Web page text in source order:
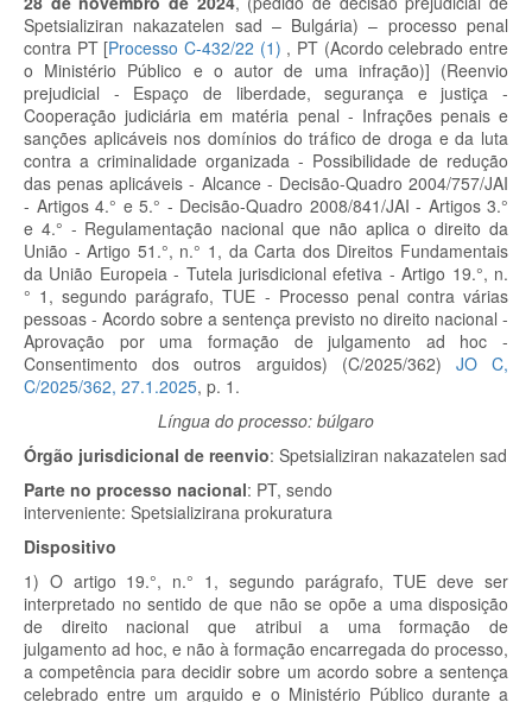
Spetsializiran nakazatelen sad – Bulgária) – processo penal
contra PT [Processo C-432/22 (1) , PT (Acordo celebrado entre
o Ministério Público e o autor de uma infração)] (Reenvio
prejudicial - Espaço de liberdade, segurança e justiça -
Cooperação judiciária em matéria penal - Infrações penais e
sanções aplicáveis nos domínios do tráfico de droga e da luta
contra a criminalidade organizada - Possibilidade de redução
das penas aplicáveis - Alcance - Decisão-Quadro 2004/757/JAI
- Artigos 4.° e 5.° - Decisão-Quadro 2008/841/JAI - Artigos 3.°
e 4.° - Regulamentação nacional que não aplica o direito da
União - Artigo 51.°, n.° 1, da Carta dos Direitos Fundamentais
da União Europeia - Tutela jurisdicional efetiva - Artigo 19.°, n.
° 1, segundo parágrafo, TUE - Processo penal contra várias
pessoas - Acordo sobre a sentença previsto no direito nacional -
Aprovação por uma formação de julgamento ad hoc -
Consentimento dos outros arguidos) (C/2025/362) JO C,
C/2025/362, 27.1.2025, p. 1.
Língua do processo: búlgaro
Órgão jurisdicional de reenvio: Spetsializiran nakazatelen sad
Parte no processo nacional: PT, sendo
interveniente: Spetsializirana prokuratura
Dispositivo
1) O artigo 19.°, n.° 1, segundo parágrafo, TUE deve ser
interpretado no sentido de que não se opõe a uma disposição
de direito nacional que atribui a uma formação de
julgamento ad hoc, e não à formação encarregada do processo,
a competência para decidir sobre um acordo sobre a sentença
celebrado entre um arguido e o Ministério Público durante a